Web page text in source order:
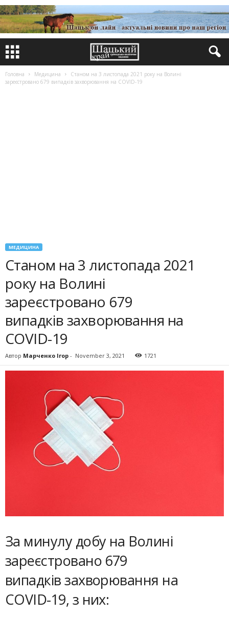
Головна Медицина
Станом на 3 листопада 2021 року на Волині
зареєстровано 679 випадків захворювання на COVID-19
МЕДИЦИНА
Станом на 3 листопада 2021
року на Волині
зареєстровано 679
випадків захворювання на
COVID-19
Автор Марченко Ігор - November 3, 2021 1721
За минулу добу на Волині
зареєстровано 679
випадків захворювання на
COVID-19, з них: